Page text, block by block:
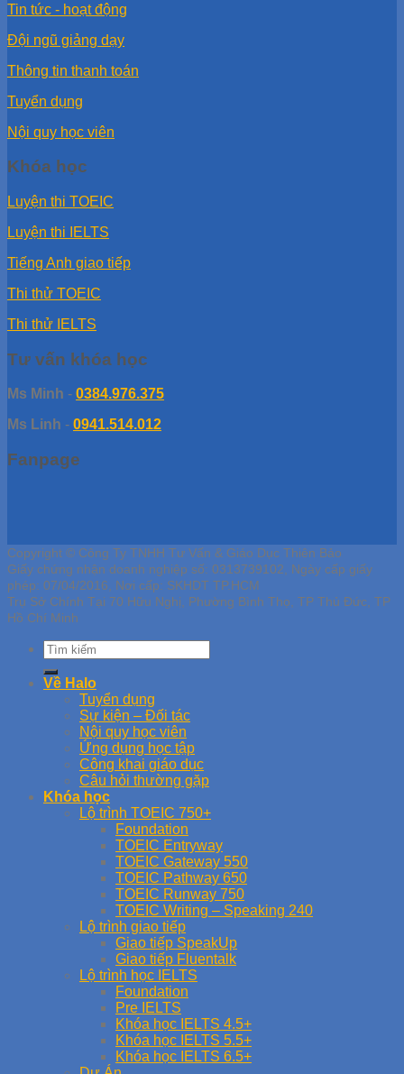
Tin tức - hoạt động
Đội ngũ giảng dạy
Thông tin thanh toán
Tuyển dụng
Nội quy học viên
Khóa học
Luyện thi TOEIC
Luyện thi IELTS
Tiếng Anh giao tiếp
Thi thử TOEIC
Thi thử IELTS
Tư vấn khóa học
Ms Minh - 0384.976.375
Ms Linh - 0941.514.012
Fanpage
Copyright © Công Ty TNHH Tư Vấn & Giáo Dục Thiên Bảo
Giấy chứng nhận doanh nghiệp số: 0313739102, Ngày cấp giấy
phép: 07/04/2016, Nơi cấp: SKHDT TP.HCM
Trụ Sở Chính Tại 70 Hữu Nghị, Phường Bình Thọ, TP Thủ Đức, TP
Hồ Chí Minh
Về Halo
Tuyển dụng
Sự kiện – Đối tác
Nội quy học viên
Ứng dụng học tập
Công khai giáo dục
Câu hỏi thường gặp
Khóa học
Lộ trình TOEIC 750+
Foundation
TOEIC Entryway
TOEIC Gateway 550
TOEIC Pathway 650
TOEIC Runway 750
TOEIC Writing – Speaking 240
Lộ trình giao tiếp
Giao tiếp SpeakUp
Giao tiếp Fluentalk
Lộ trình học IELTS
Foundation
Pre IELTS
Khóa học IELTS 4.5+
Khóa học IELTS 5.5+
Khóa học IELTS 6.5+